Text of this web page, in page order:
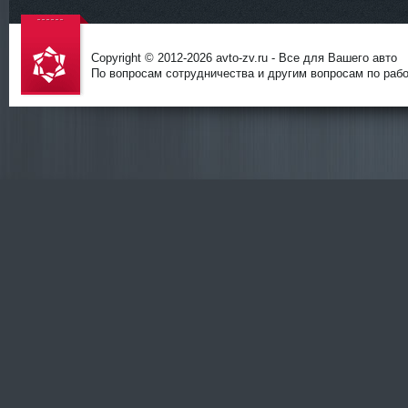
avto-zv.ru
Copyright © 2012-2026 avto-zv.ru - Все для Вашего авто
По вопросам сотрудничества и другим вопросам по